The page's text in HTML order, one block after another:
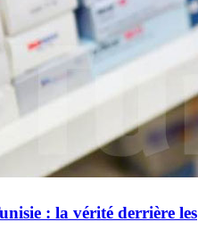
: la vérité derrière les